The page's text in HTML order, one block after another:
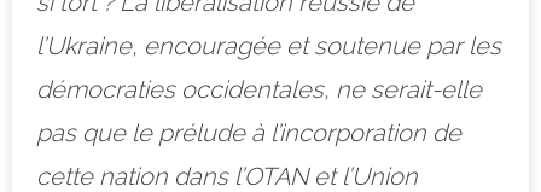
l’Ukraine, encouragée et soutenue par les
démocraties occidentales, ne serait-elle
pas que le prélude à l’incorporation de
cette nation dans l’OTAN et l’Union